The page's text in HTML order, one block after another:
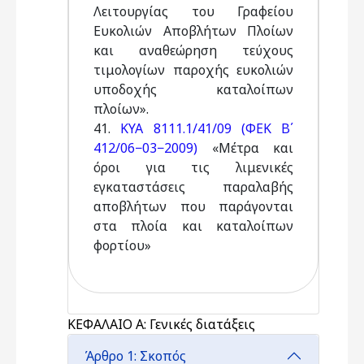
Λειτουργίας του Γραφείου
Ευκολιών Αποβλήτων Πλοίων
και αναθεώρηση τεύχους
τιμολογίων παροχής ευκολιών
υποδοχής καταλοίπων
πλοίων».
41. KYA 8111.1/41/09 (ΦΕΚ Β΄
412/06−03−2009) «Μέτρα και
όροι για τις λιμενικές
εγκαταστάσεις παραλαβής
αποβλήτων που παράγονται
στα πλοία και καταλοίπων
φορτίου»
ΚΕΦΑΛΑΙΟ Α: Γενικές διατάξεις
Άρθρο 1: Σκοπός